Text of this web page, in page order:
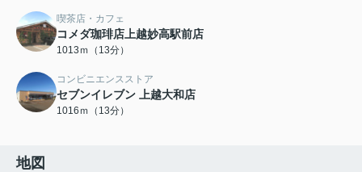
喫茶店・カフェ
コメダ珈琲店上越妙高駅前店
1013ｍ（13分）
コンビニエンスストア
セブンイレブン 上越大和店
1016ｍ（13分）
地図